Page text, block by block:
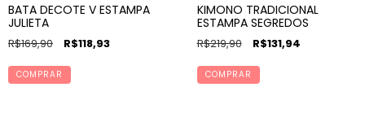
BATA DECOTE V ESTAMPA
JULIETA
R$169,90 R$118,93
COMPRAR
KIMONO TRADICIONAL
ESTAMPA SEGREDOS
R$219,90 R$131,94
COMPRAR